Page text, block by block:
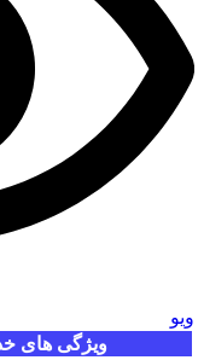
ویو
ویژگی های